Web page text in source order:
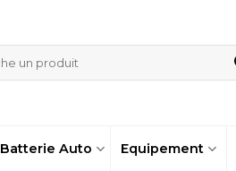
Batterie Auto Equipement